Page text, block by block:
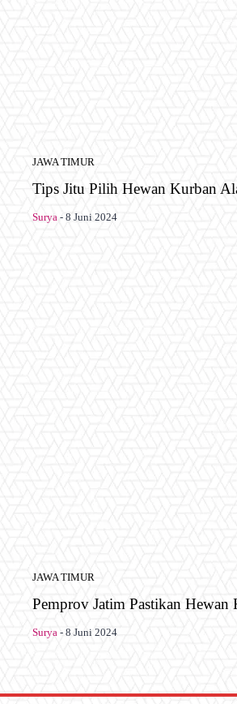
JAWA TIMUR
Tips Jitu Pilih Hewan Kurban
Surya - 8 Juni 2024
JAWA TIMUR
Pemprov Jatim Pastikan
Surya - 8 Juni 2024